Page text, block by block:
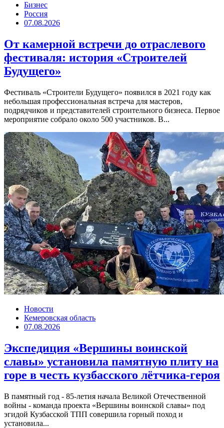
Бизнес
Россия
07.08.2026
От камерной встречи до отраслевого
фестиваля: история «Строителей
Будущего»
Фестиваль «Строители Будущего» появился в 2021 году как
небольшая профессиональная встреча для мастеров,
подрядчиков и представителей строительного бизнеса. Первое
мероприятие собрало около 500 участников. В...
Новости
Кемеровская область
07.08.2026
Экспедиция «Вершины воинской
славы» установила памятную плиту на
горе в честь кузбасского лётчика-героя
В памятный год - 85-летия начала Великой Отечественной
войны - команда проекта «Вершины воинской славы» под
эгидой Кузбасской ТПП совершила горный поход и
установила...